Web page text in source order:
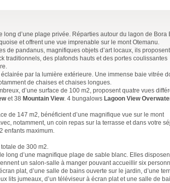
d’une plage privée. Réparties autour du lagon de Bora
et offrent une vue imprenable sur le mont Otemanu.
de pandanus, magnifiques objets d’art locaux, ils
traditionnels, des plafonds hauts et des portes coulissantes
par la lumière extérieure. Une immense baie vitrée
de chaises et chaises longues.
d’une surface de 100 m2, proposent quatre vues
et 38 Mountain View. 4 bungalows Lagoon View
de 147 m2, bénéficient d’une magnifique vue sur le mont
notamment, un coin repas sur la terrasse et dans votre
enfants maximum.
de 300 m2.
long d’une magnifique plage de sable blanc. Elles
un salon-salle à manger pouvant accueillir six
plat, d’une salle de bains ouverte sur le jardin, d’une
lits jumeaux, d’un téléviseur à écran plat et une salle de